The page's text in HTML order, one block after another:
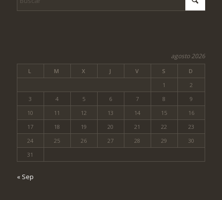
agosto 2026
L M X J V S
D
1
2
3
4 5 6 7 8
9
10
11 12 13 14 15
16
17
18 19 20 21 22
23
24
25 26 27 28 29
30
31
« Sep